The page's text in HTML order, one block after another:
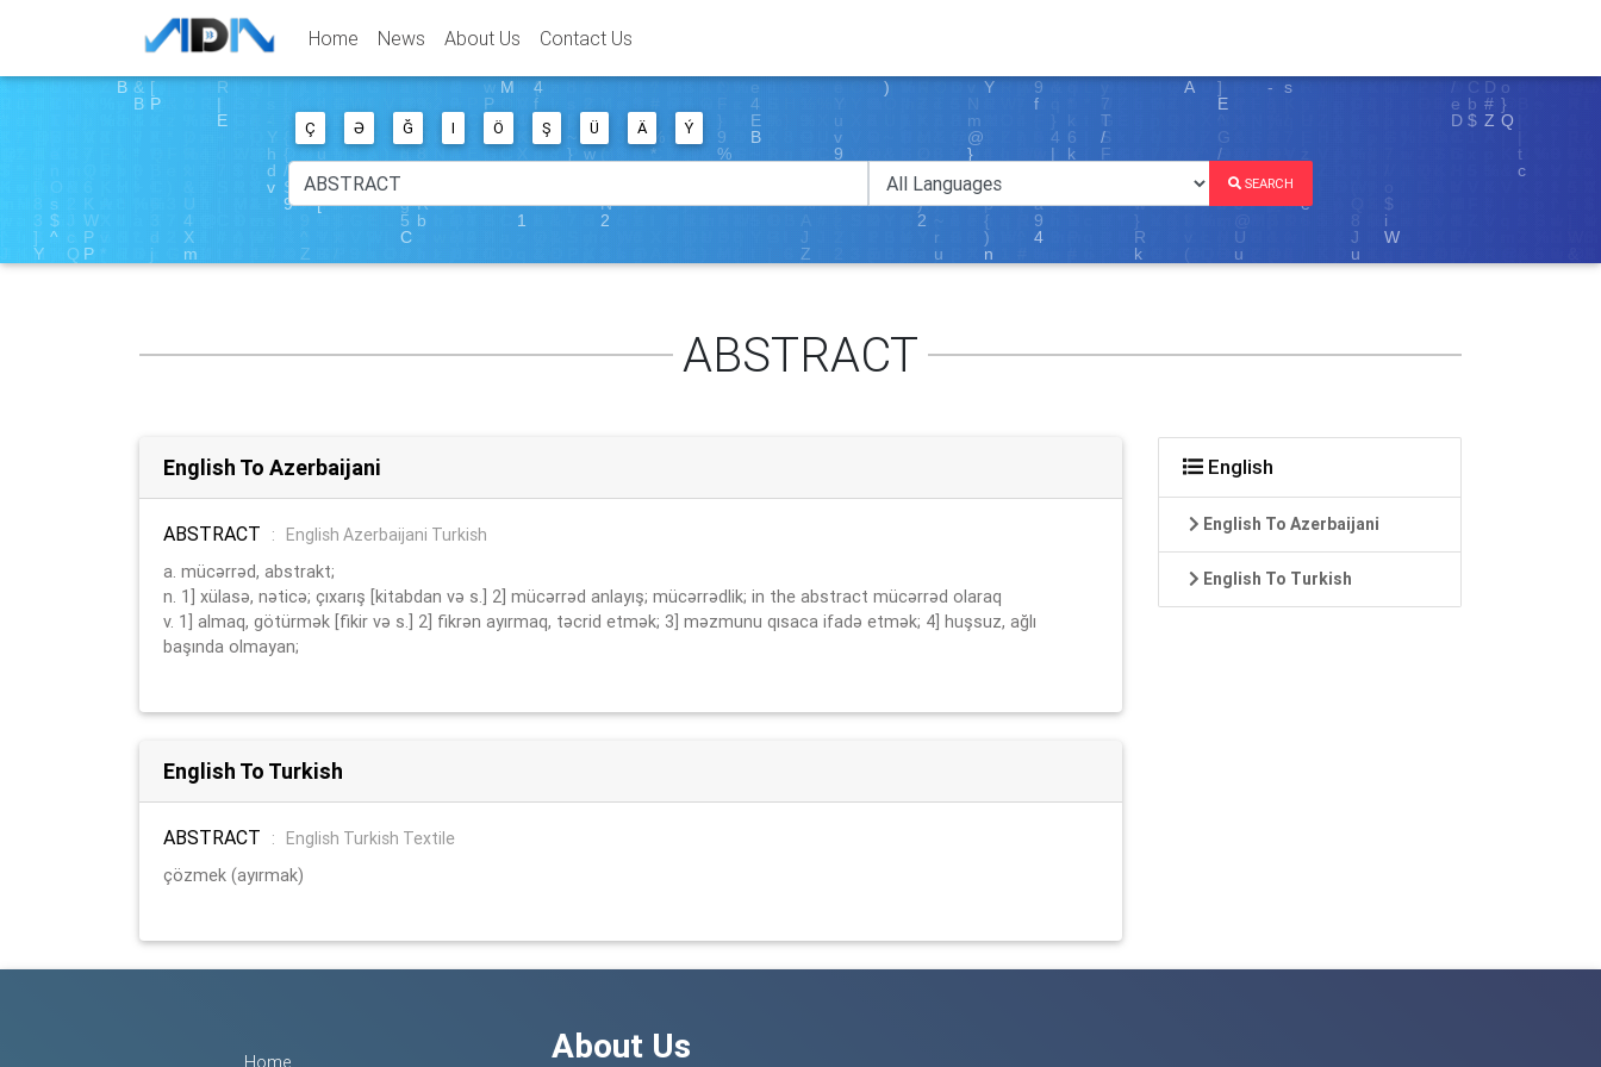
Home News About Us Contact Us
Ç Ə Ğ I Ö Ş Ü Ä Ý
SEARCH
ABSTRACT
English To Azerbaijani
ABSTRACT :
English Azerbaijani Turkish
a. mücərrəd, abstrakt;
n. 1] xülasə, nəticə; çıxarış [kitabdan və s.] 2] mücərrəd anlayış; mücərrədlik; in the abstract mücərrəd olaraq
v. 1] almaq, götürmək [fikir və s.] 2] fikrən ayırmaq, təcrid etmək; 3] məzmunu qısaca ifadə etmək; 4] huşsuz, ağlı
başında olmayan;
English To Turkish
ABSTRACT :
English Turkish Textile
çözmek (ayırmak)
English
English To Azerbaijani
English To Turkish
Home About Us